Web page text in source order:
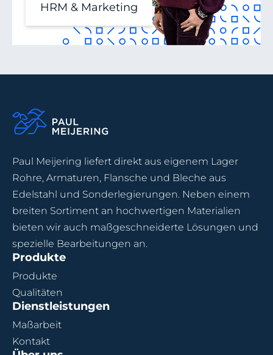
HRM & Marketing
Paul Meijering liefert direkt aus eigenem Lager
Rohre, Armaturen, Flansche und Bleche aus
Edelstahl und Sonderlegierungen. Neben einem
breiten Sortiment an hochwertigen Materialien
bieten wir auch maßgeschneiderte Lösungen und
spezielle Bearbeitungen an.
Produkte
Produkte
Qualitäten
Dienstleistungen
Maßarbeit
Kontakt